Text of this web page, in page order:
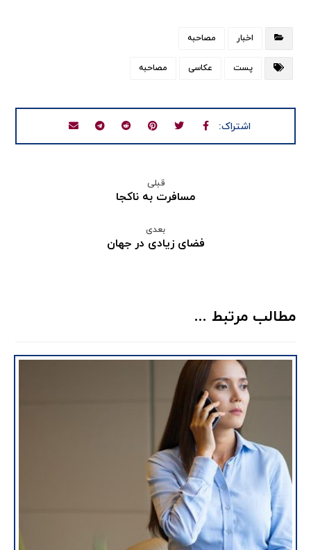
اخبار مصاحبه
پست عکاسی مصاحبه
قبلی
مسافرت به ناکجا
بعدی
فضای زیادی در جهان
مطالب مرتبط ...